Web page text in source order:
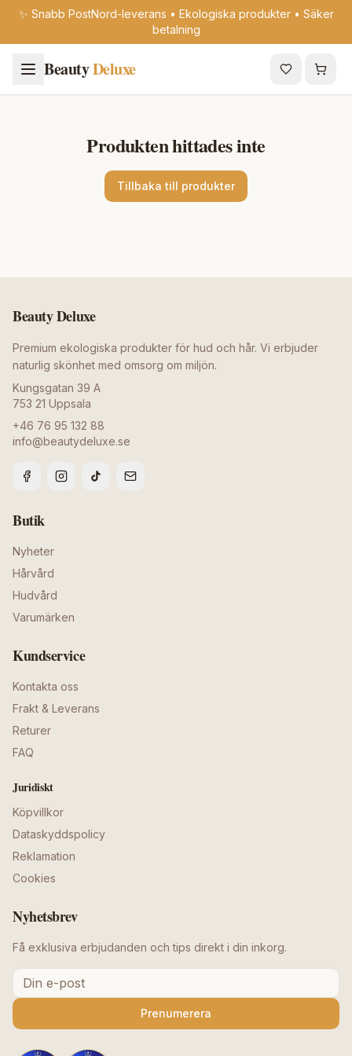
✨ Snabb PostNord-leverans • Ekologiska produkter • Säker
betalning
BeautyDeluxe
Produkten hittades inte
Tillbaka till produkter
Beauty Deluxe
Premium ekologiska produkter för hud och hår. Vi erbjuder
naturlig skönhet med omsorg om miljön.
Kungsgatan 39 A
753 21 Uppsala
+46 76 95 132 88
info@beautydeluxe.se
Butik
Nyheter
Hårvård
Hudvård
Varumärken
Kundservice
Kontakta oss
Frakt & Leverans
Returer
FAQ
Juridiskt
Köpvillkor
Dataskyddspolicy
Reklamation
Cookies
Nyhetsbrev
Få exklusiva erbjudanden och tips direkt i din inkorg.
Prenumerera